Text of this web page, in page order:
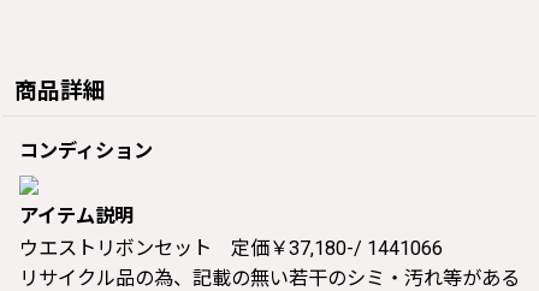
商品詳細
コンディション
アイテム説明
ウエストリボンセット 定価￥37,180-/ 1441066
リサイクル品の為、記載の無い若干のシミ・汚れ等がある